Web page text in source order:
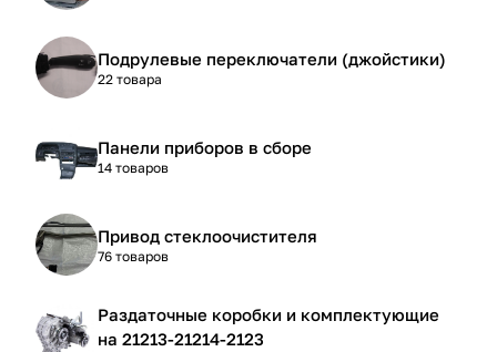
Подрулевые переключатели (джойстики)
22 товара
Панели приборов в сборе
14 товаров
Привод стеклоочистителя
76 товаров
Раздаточные коробки и комплектующие
на 21213-21214-2123